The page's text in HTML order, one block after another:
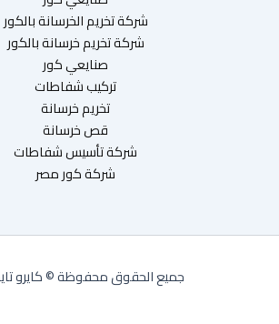
شركة تخريم الخرسانة بالكور
شركة تخريم خرسانة بالكور
صنايعي كور
تركيب شفاطات
تخريم خرسانة
قص خرسانة
شركة تأسيس شفاطات
شركة كور مصر
جميع الحقوق محفوظة © كايرو